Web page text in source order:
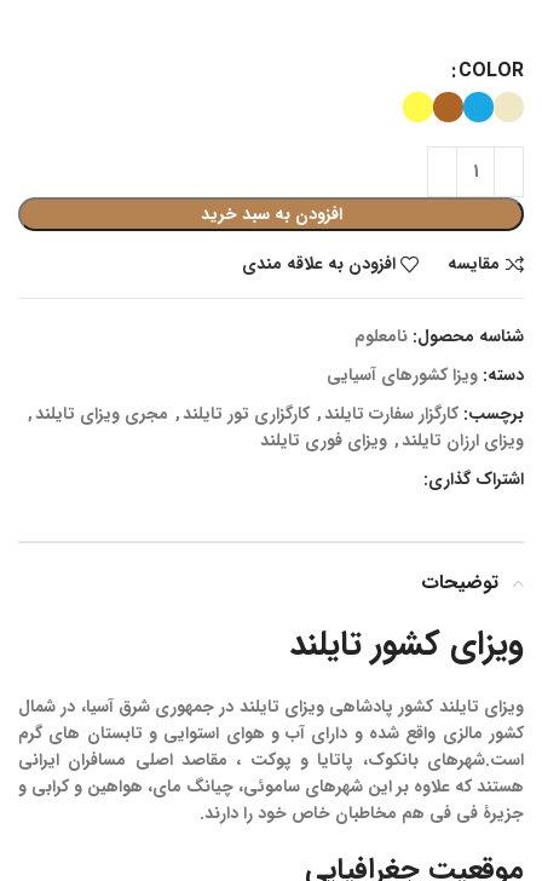
COLOR
افزودن به سبد خرید
مقايسه
افزودن به علاقه مندی
شناسه محصول: نامعلوم
دسته: ویزا کشورهای آسیایی
برچسب: کارگزار سفارت تایلند, کارگزاری تور تایلند, مجری ویزای تایلند,
ویزای ارزان تایلند, ویزای فوری تایلند
اشتراک گذاری:
توضیحات
ویزای کشورتایلند
ویزای تایلند کشور پادشاهی ویزای تایلند در جمهوری شرق آسیا، در شمال
کشور مالزی واقع شده و دارای آب و هوای استوایی و تابستان های گرم
است.شهرهای بانکوک، پاتایا و پوکت ، مقاصد اصلی مسافران ایرانی
هستند که علاوه بر این شهرهای ساموئی، چیانگ مای، هواهین و کرابی و
جزیرۀ فی فی هم مخاطبان خاص خود را دارند.
موقعیت جغرافیایی